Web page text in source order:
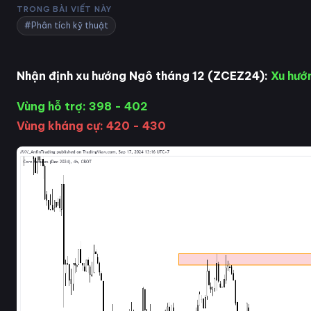
TRONG BÀI VIẾT NÀY
#Phân tích kỹ thuật
Nhận định xu hướng Ngô tháng 12 (ZCEZ24): Xu
Vùng hỗ trợ: 398 - 402
Vùng kháng cự: 420 - 430